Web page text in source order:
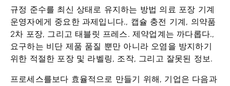
규정 준수를 최신 상태로 유지하는 방법 의료 포장 기계
운영자에게 중요한 과제입니다., 캡슐 충전 기계, 의약품
2차 포장, 그리고 태블릿 프레스. 제약업계는 까다롭다.,
요구하는 비단 제품 품질 뿐만 아니라 오염을 방지하기
위한 적절한 포장 및 라벨링, 조작, 그리고 잘못된 정보.
프로세스를보다 효율적으로 만들기 위해, 기업은 다음과